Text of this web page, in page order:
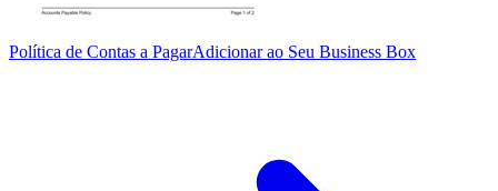
Política de Contas a PagarAdicionar ao Seu Business Box